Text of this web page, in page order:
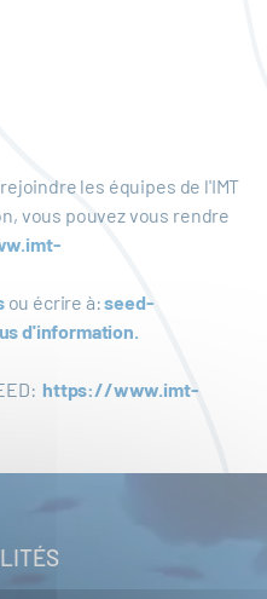
les équipes de l'IMT
vous pouvez vous rendre
ou écrire à:seed-
d'information.
https://www.imt-